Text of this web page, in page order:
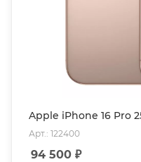
Apple iPhone 16 Pro
Арт.: 122400
94 500 ₽